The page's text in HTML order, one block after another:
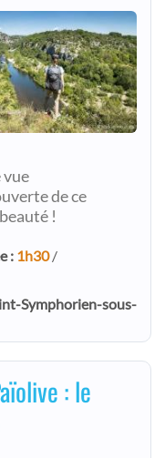
vue
de ce
!
: 1h30/
Symphorien-sous-
: le